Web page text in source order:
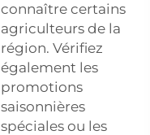
connaître certains
agriculteurs de la
région. Vérifiez
également les
promotions
saisonnières
spéciales ou les